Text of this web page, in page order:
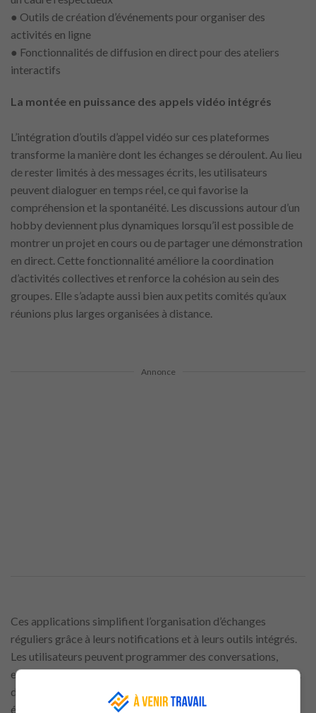
● Outils de création d’événements pour organiser des
activités en ligne
● Fonctionnalités de diffusion en direct pour des ateliers
interactifs
La montée en puissance des appels vidéo intégrés
L’intégration d’outils d’appel vidéo sur ces plateformes
transforme la manière dont les échanges se déroulent. Au lieu
de rester limités à des messages écrits, les utilisateurs
peuvent dialoguer en temps réel, ce qui favorise la
compréhension et la spontanéité. Les discussions autour d’un
hobby deviennent plus dynamiques lorsqu’il est possible de
montrer un projet en cours ou de partager une démonstration
en direct. Cette fonctionnalité améliore la coordination
d’activités collectives et renforce la cohésion au sein des
groupes. Elle s’adapte aussi bien aux petits comités qu’aux
réunions plus larges organisées à distance.
Annonce
Ces applications simplifient l’organisation d’échanges
réguliers grâce à leurs notifications et à leurs outils intégrés.
Les utilisateurs peuvent programmer des conversations,
envoyer des rappels ou partager des documents directement
dans la discussion. Cette centralisation des fonctionnalités
évite de multiplier les outils externes. La rapidité d’accès